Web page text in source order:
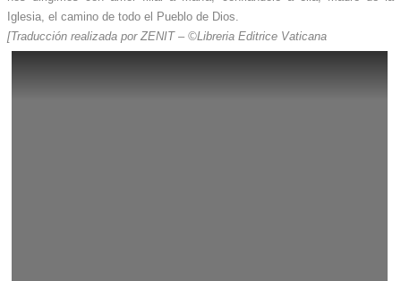
Iglesia, el camino de todo el Pueblo de Dios.
[Traducción realizada por ZENIT – ©Libreria Editrice Vaticana